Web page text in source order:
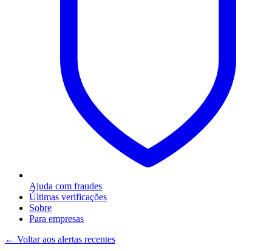
Ajuda com fraudes
Últimas verificações
Sobre
Para empresas
← Voltar aos alertas recentes